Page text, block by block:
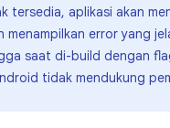
tersedia, aplikasi akan
error yang
saat di-build dengan
tidak mendukung